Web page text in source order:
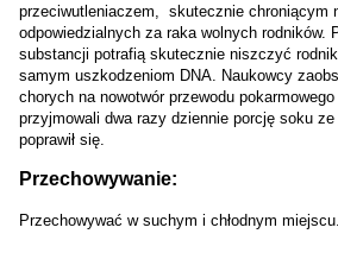
przeciwutleniaczem, skutecznie chroniącym
odpowiedzialnych za raka wolnych rodników.
substancji potrafią skutecznie niszczyć
samym uszkodzeniom DNA. Naukowcy
chorych na nowotwór przewodu
przyjmowali dwa razy dziennie porcję soku
poprawił się.
Przechowywanie:
Przechowywać w suchym i chłodnym miejscu.